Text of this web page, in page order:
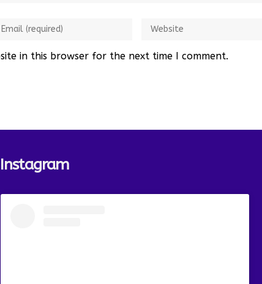
in this browser for the next time I comment.
Instagram